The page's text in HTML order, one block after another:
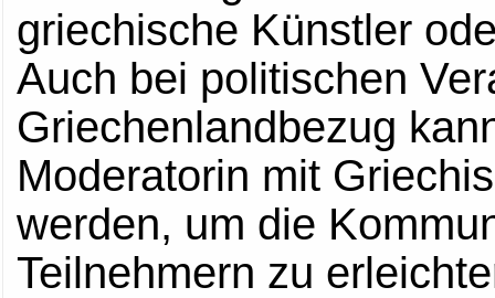
griechische Künstler
Auch bei politischen
Griechenlandbezug
Moderatorin mit
werden, um die
Teilnehmern zu